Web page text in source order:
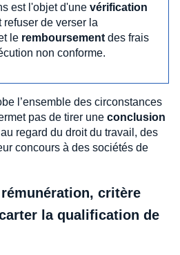
est l'objet d'une vérification
de verser la
le remboursement des frais
non conforme.
l’ensemble des circonstances
pas de tirer une conclusion
regard du droit du travail, des
concours à des sociétés de
critère
la qualification de